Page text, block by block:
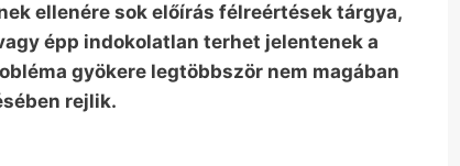
ellenére sok előírás félreértések tárgya,
épp indokolatlan terhet jelentenek a
gyökere legtöbbször nem magában
rejlik.